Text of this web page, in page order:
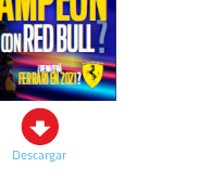
Descargar